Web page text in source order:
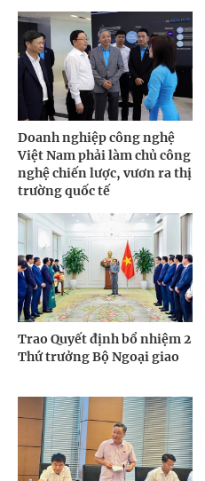
Doanh nghiệp công nghệ
Việt Nam phải làm chủ công
nghệ chiến lược, vươn ra thị
trường quốc tế
Trao Quyết định bổ nhiệm 2
Thứ trưởng Bộ Ngoại giao